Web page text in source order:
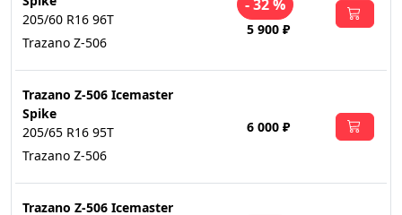
205/60 R16 96T
Trazano Z-506
- 32 %
5 900 ₽
Trazano Z-506 Icemaster
Spike
205/65 R16 95T
Trazano Z-506
6 000 ₽
Trazano Z-506 Icemaster